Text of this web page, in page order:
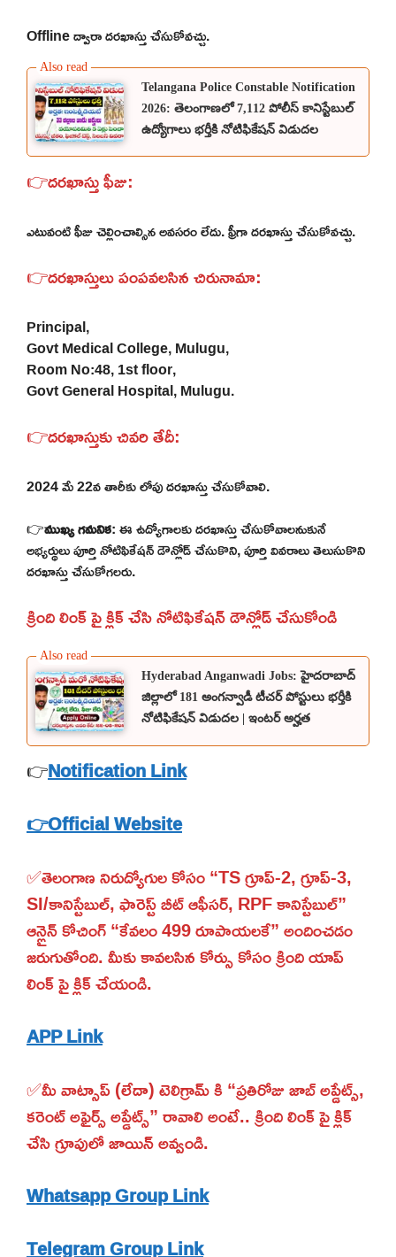
Offline ద్వారా దరఖాస్తు చేసుకోవచ్చు.
Telangana Police Constable Notification
2026: తెలంగాణలో 7,112 పోలీస్ కానిస్టేబుల్
ఉద్యోగాలు భర్తీకి నోటిఫికేషన్ విడుదల
👉దరఖాస్తు ఫీజు:
ఎటువంటి ఫీజు చెల్లించాల్సిన అవసరం లేదు. ఫ్రీగా దరఖాస్తు చేసుకోవచ్చు.
👉దరఖాస్తులు పంపవలసిన చిరునామా:
Principal,
Govt Medical College, Mulugu,
Room No:48, 1st floor,
Govt General Hospital, Mulugu.
👉దరఖాస్తుకు చివరి తేదీ:
2024 మే 22వ తారీకు లోపు దరఖాస్తు చేసుకోవాలి.
👉ముఖ్య గమనిక: ఈ ఉద్యోగాలకు దరఖాస్తు చేసుకోవాలనుకునే
అభ్యర్థులు పూర్తి నోటిఫికేషన్ డౌన్లోడ్ చేసుకొని, పూర్తి వివరాలు తెలుసుకొని
దరఖాస్తు చేసుకోగలరు.
క్రింది లింక్ పై క్లిక్ చేసి నోటిఫికేషన్ డౌన్లోడ్ చేసుకోండి
Hyderabad Anganwadi Jobs: హైదరాబాద్
జిల్లాలో 181 అంగన్వాడీ టీచర్ పోస్టులు భర్తీకి
నోటిఫికేషన్ విడుదల | ఇంటర్ అర్హత
👉Notification Link
👉Official Website
✅తెలంగాణ నిరుద్యోగుల కోసం “TS గ్రూప్-2, గ్రూప్-3,
SI/కానిస్టేబుల్, ఫారెస్ట్ బీట్ ఆఫీసర్, RPF కానిస్టేబుల్”
ఆన్లైన్ కోచింగ్ “కేవలం 499 రూపాయలకే” అందించడం
జరుగుతోంది. మీకు కావలసిన కోర్సు కోసం క్రింది యాప్
లింక్ పై క్లిక్ చేయండి.
APP Link
✅మీ వాట్సాప్ (లేదా) టెలిగ్రామ్ కి “ప్రతిరోజు జాబ్ అప్డేట్స్,
కరెంట్ అఫైర్స్ అప్డేట్స్” రావాలి అంటే.. క్రింది లింక్ పై క్లిక్
చేసి గ్రూపులో జాయిన్ అవ్వండి.
Whatsapp Group Link
Telegram Group Link